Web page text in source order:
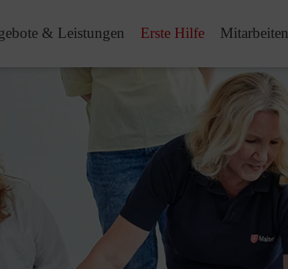
& Leistungen Erste Hilfe Mitarbeiten